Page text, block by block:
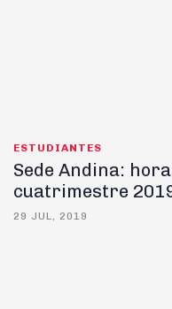
ESTUDIANTES
Sede Andina:
cuatrimestre
29 JUL, 2019